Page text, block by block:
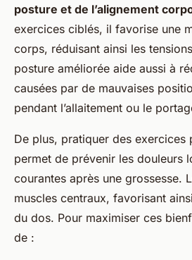
posture et de l’alignement
exercices ciblés, il favorise une
corps, réduisant ainsi les
posture améliorée aide aussi à
causées par de mauvaises
pendant l’allaitement ou le
De plus, pratiquer des exercices
permet de prévenir les douleurs
courantes après une grossesse.
muscles centraux, favorisant
du dos. Pour maximiser ces
de :